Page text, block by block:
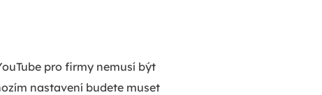
pro firmy nemusí být
nastavení budete muset